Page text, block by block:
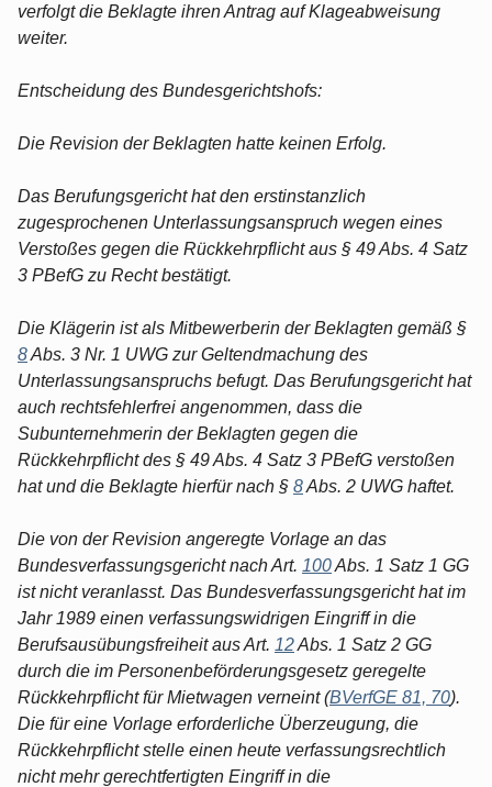
verfolgt die Beklagte ihren Antrag auf Klageabweisung
weiter.
Entscheidung des Bundesgerichtshofs:
Die Revision der Beklagten hatte keinen Erfolg.
Das Berufungsgericht hat den erstinstanzlich
zugesprochenen Unterlassungsanspruch wegen eines
Verstoßes gegen die Rückkehrpflicht aus § 49 Abs. 4 Satz
3 PBefG zu Recht bestätigt.
Die Klägerin ist als Mitbewerberin der Beklagten gemäß §
8Abs. 3 Nr. 1 UWG zur Geltendmachung des
Unterlassungsanspruchs befugt. Das Berufungsgericht hat
auch rechtsfehlerfrei angenommen, dass die
Subunternehmerin der Beklagten gegen die
Rückkehrpflicht des § 49 Abs. 4 Satz 3 PBefG verstoßen
hat und die Beklagte hierfür nach § 8Abs. 2 UWG haftet.
Die von der Revision angeregte Vorlage an das
Bundesverfassungsgericht nach Art. 100Abs. 1 Satz 1 GG
ist nicht veranlasst. Das Bundesverfassungsgericht hat im
Jahr 1989 einen verfassungswidrigen Eingriff in die
Berufsausübungsfreiheit aus Art. 12Abs. 1 Satz 2 GG
durch die im Personenbeförderungsgesetz geregelte
Rückkehrpflicht für Mietwagen verneint (BVerfGE 81, 70).
Die für eine Vorlage erforderliche Überzeugung, die
Rückkehrpflicht stelle einen heute verfassungsrechtlich
nicht mehr gerechtfertigten Eingriff in die